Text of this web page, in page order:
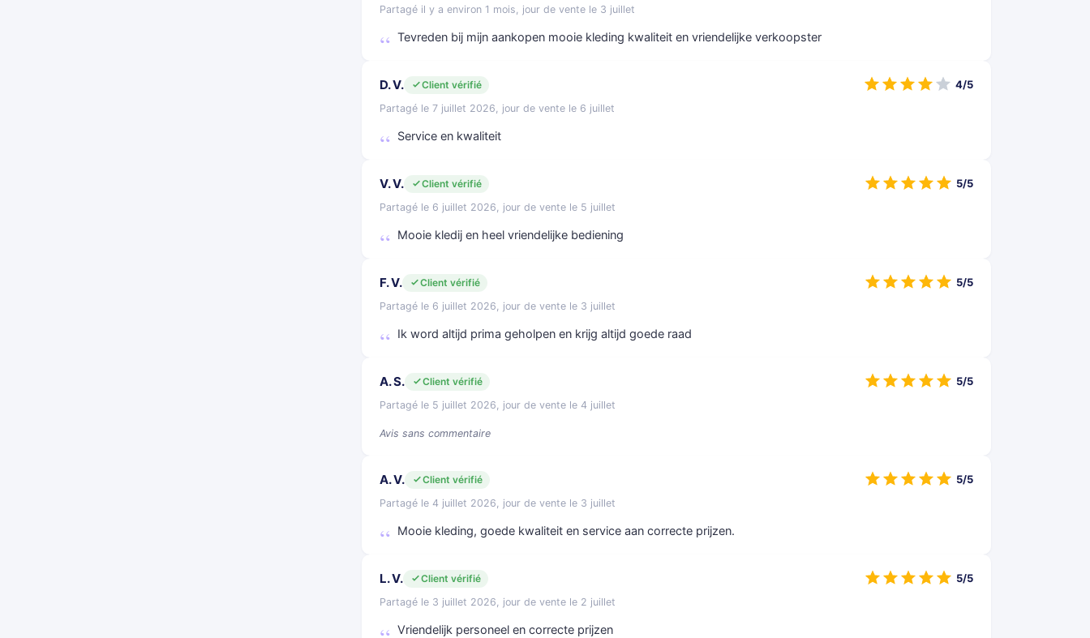
Partagé il y a environ 1 mois, jour de vente le 3 juillet
Tevreden bij mijn aankopen mooie kleding kwaliteit en vriendelijke verkoopster
D. V.
Client vérifié
Partagé le 7 juillet 2026, jour de vente le 6 juillet
Service en kwaliteit
4/5
V. V.
Client vérifié
Partagé le 6 juillet 2026, jour de vente le 5 juillet
Mooie kledij en heel vriendelijke bediening
5/5
F. V.
Client vérifié
Partagé le 6 juillet 2026, jour de vente le 3 juillet
Ik word altijd prima geholpen en krijg altijd goede raad
5/5
A. S.
Client vérifié
Partagé le 5 juillet 2026, jour de vente le 4 juillet
Avis sans commentaire
5/5
A. V.
Client vérifié
Partagé le 4 juillet 2026, jour de vente le 3 juillet
Mooie kleding, goede kwaliteit en service aan correcte prijzen.
5/5
L. V.
Client vérifié
Partagé le 3 juillet 2026, jour de vente le 2 juillet
Vriendelijk personeel en correcte prijzen
5/5